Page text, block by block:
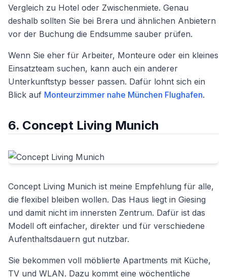
Vergleich zu Hotel oder Zwischenmiete. Genau
deshalb sollten Sie bei Brera und ähnlichen Anbietern
vor der Buchung die Endsumme sauber prüfen.
Wenn Sie eher für Arbeiter, Monteure oder ein kleines
Einsatzteam suchen, kann auch ein anderer
Unterkunftstyp besser passen. Dafür lohnt sich ein
Blick auf Monteurzimmer nahe München Flughafen.
6. Concept Living Munich
Concept Living Munich ist meine Empfehlung für alle,
die flexibel bleiben wollen. Das Haus liegt in Giesing
und damit nicht im innersten Zentrum. Dafür ist das
Modell oft einfacher, direkter und für verschiedene
Aufenthaltsdauern gut nutzbar.
Sie bekommen voll möblierte Apartments mit Küche,
TV und WLAN. Dazu kommt eine wöchentliche